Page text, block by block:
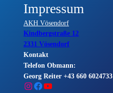
Impressum
AKH Vösendorf
Kindbergstraße 12
2331 Vösendorf
Kontakt
Telefon Obmann:
Georg Reiter +43 660 6024733
Instagram
Facebook
YouTube